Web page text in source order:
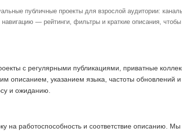
публичные проекты для взрослой аудитории:
— рейтинги, фильтры и краткие описания,
с регулярными публикациями, приватные
описанием, указанием языка, частоты обновлений
и ожиданию.
на работоспособность и соответствие описанию.